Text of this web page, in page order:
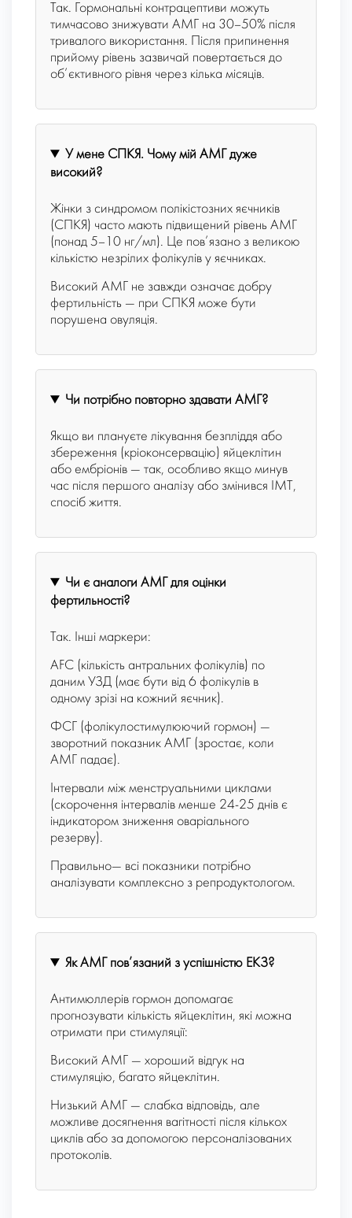
Так. Гормональні контрацептиви можуть
тимчасово знижувати AMГ на 30–50% після
тривалого використання. Після припинення
прийому рівень зазвичай повертається до
об’єктивного рівня через кілька місяців.
У мене СПКЯ. Чому мій AMГ дуже
високий?
Жінки з синдромом полікістозних яєчників
(СПКЯ) часто мають підвищений рівень АМГ
(понад 5–10 нг/мл). Це пов’язано з великою
кількістю незрілих фолікулів у яєчниках.
Високий АМГ не завжди означає добру
фертильність — при СПКЯ може бути
порушена овуляція.
Чи потрібно повторно здавати AMГ?
Якщо ви плануєте лікування безпліддя або
збереження (кріоконсервацію) яйцеклітин
або ембріонів — так, особливо якщо минув
час після першого аналізу або змінився ІМТ,
спосіб життя.
Чи є аналоги АМГ для оцінки
фертильності?
Так. Інші маркери:
AFC (кількість антральних фолікулів) по
даним УЗД (має бути від 6 фолікулів в
одному зрізі на кожний яєчник).
ФСГ (фолікулостимулюючий гормон) —
зворотний показник АМГ (зростає, коли
АМГ падає).
Інтервали між менструальними циклами
(скорочення інтервалів менше 24-25 днів є
індикатором зниження оваріального
резерву).
Правильно— всі показники потрібно
аналізувати комплексно з репродуктологом.
Як АМГ пов’язаний з успішністю ЕКЗ?
Антимюллерів гормон допомагає
прогнозувати кількість яйцеклітин, які можна
отримати при стимуляції:
Високий АМГ — хороший відгук на
стимуляцію, багато яйцеклітин.
Низький АМГ — слабка відповідь, але
можливе досягнення вагітності після кількох
циклів або за допомогою персоналізованих
протоколів.